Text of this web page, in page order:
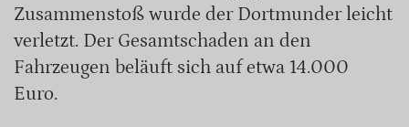
Zusammenstoß wurde der Dortmunder leicht
verletzt. Der Gesamtschaden an den
Fahrzeugen beläuft sich auf etwa 14.000
Euro.